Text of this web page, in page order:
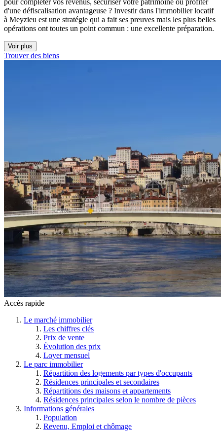
pour compléter vos revenus, sécuriser votre patrimoine ou profiter
d'une défiscalisation avantageuse ? Investir dans l'immobilier locatif
à Meyzieu est une stratégie qui a fait ses preuves mais les plus belles
opérations ont toutes un point commun : une excellente préparation.
Voir plus
Trouver des biens
Accès rapide
Le marché immobilier
Les chiffres clés
Prix de vente
Évolution des prix
Loyer mensuel
Le parc immobilier
Répartition des logements par types d'occupants
Résidences principales et secondaires
Répartitions des maisons et appartements
Résidences principales selon le nombre de pièces
Informations générales
Population
Revenu, Emploi et chômage